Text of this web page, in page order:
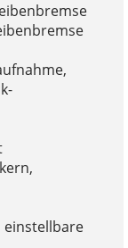
einstellbare